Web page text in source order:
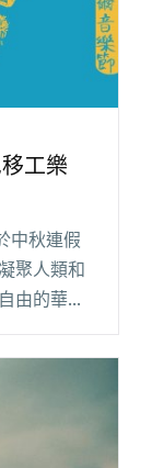
工樂
中秋連假
聚人類和
由的華爾
樂節，至
唱"